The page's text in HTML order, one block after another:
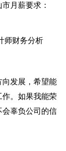
月薪要求：
财务分析
发展，希望能
。如果我能荣
辜负公司的信